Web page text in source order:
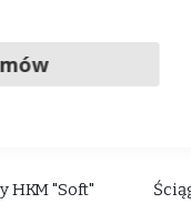
HKM "Soft"